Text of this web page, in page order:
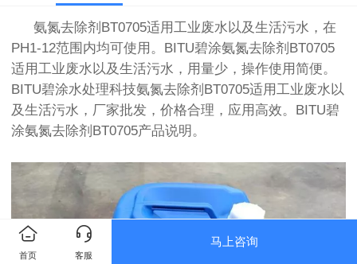
氨氮去除剂BT0705适用工业废水以及生活污水，在
PH1-12范围内均可使用。
BITU碧涂氨氮去除剂BT0705
适用工业废水以及生活污水，用量少，操作使用简便。
BITU碧涂水处理科技氨氮去除剂BT0705适用工业废水以
及生活污水，厂家批发，价格合理，应用高效。
BITU碧
涂氨氮去除剂BT0705产品说明。
首页 客服
马上咨询